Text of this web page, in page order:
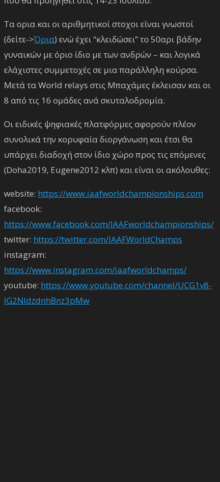
Τα ορια και οι αριθμητικοί στoχοι είναι γνωστοί
(δείτε->Όρια) ενώ έχει “κλειδώσει” το 50αρι βάδην
γυναικών με όριο ίδιο με των ανδρών – και λογικά
ελάχιστες συμμετοχές σε μια παράλληλη κούρσα.
Μετά τα World relays στις Μπαχάμες έκλεισαν και οι
8 από τις 16 ομάδες ανά σκυταλοδρομία.
Οι ειδικές ψηφιακές πλατφόρμες αφορούν πλέον
συνολικά την κορυφαία διοργάνωση και έτσι θα
υπάρχει διαδοχή στον ίδιο χώρο προς τις επόμενες
(Doha2019, Eugene2012 κλπ) και είναι οι ακόλουθες:
website: https://www.iaafworldchampionships.com
facebook:
https://www.facebook.com/IAAFworldchampionships/
twitter: https://twitter.com/IAAFWorldChamps
instagram:
https://www.instagram.com/iaafworldchamps/
youtube: https://www.youtube.com/channel/UCG1v8-
IG2NldzdnhBnz3pMw